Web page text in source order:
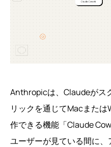
Anthropicは、Claudeがス
リックを通じてMacまた
作できる機能「Claude
ユーザーが見ている間に